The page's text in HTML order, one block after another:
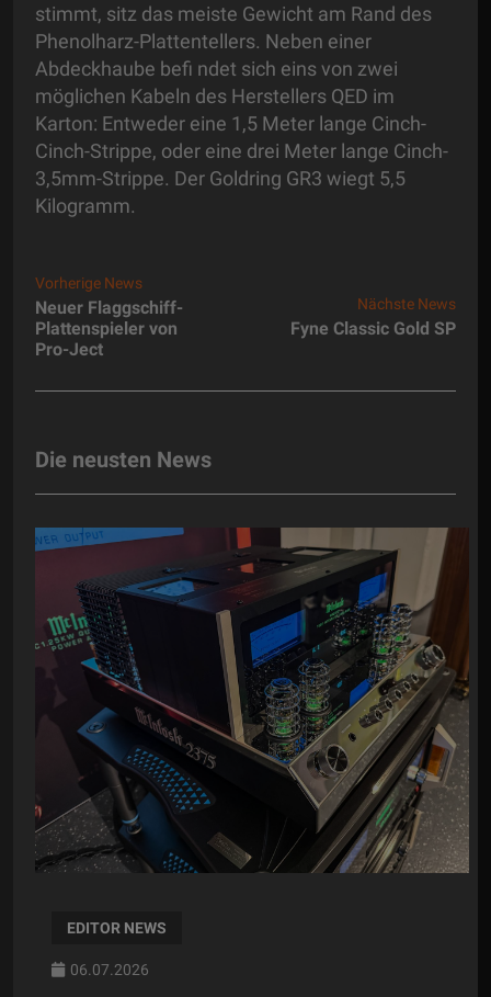
stimmt, sitz das meiste Gewicht am Rand des
Phenolharz-Plattentellers. Neben einer
Abdeckhaube befi ndet sich eins von zwei
möglichen Kabeln des Herstellers QED im
Karton: Entweder eine 1,5 Meter lange Cinch-
Cinch-Strippe, oder eine drei Meter lange Cinch-
3,5mm-Strippe. Der Goldring GR3 wiegt 5,5
Kilogramm.
Vorherige News
Neuer Flaggschiff-
Plattenspieler von
Pro-Ject
Nächste News
Fyne Classic Gold SP
Die neusten News
EDITOR NEWS
06.07.2026